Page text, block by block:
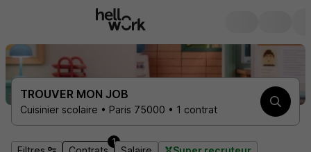
TROUVER MON JOB
Cuisinier scolaire • Paris 75000 • 1 contrat
1